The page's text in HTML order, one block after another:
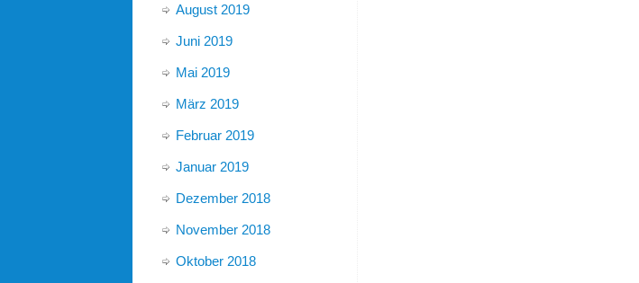
August 2019
Juni 2019
Mai 2019
März 2019
Februar 2019
Januar 2019
Dezember 2018
November 2018
Oktober 2018